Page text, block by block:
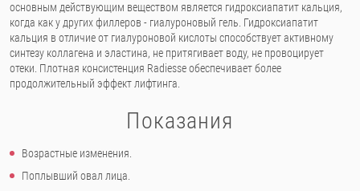
основным действующим веществом является гидроксиапатит кальция,
когда как у других филлеров - гиалуроновый гель. Гидроксиапатит
кальция в отличие от гиалуроновой кислоты способствует активному
синтезу коллагена и эластина, не притягивает воду, не провоцирует
отеки. Плотная консистенция Radiesse обеспечивает более
продолжительный эффект лифтинга.
Показания
Возрастные изменения.
Поплывший овал лица.